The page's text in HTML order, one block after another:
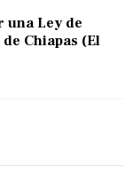
una Ley de
Chiapas (El